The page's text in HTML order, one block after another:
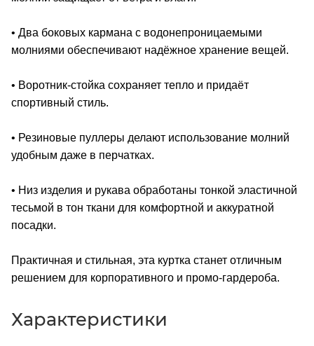
• Два боковых кармана с водонепроницаемыми
молниями обеспечивают надёжное хранение вещей.
• Воротник-стойка сохраняет тепло и придаёт
спортивный стиль.
• Резиновые пуллеры делают использование молний
удобным даже в перчатках.
• Низ изделия и рукава обработаны тонкой эластичной
тесьмой в тон ткани для комфортной и аккуратной
посадки.
Практичная и стильная, эта куртка станет отличным
решением для корпоративного и промо-гардероба.
Характеристики